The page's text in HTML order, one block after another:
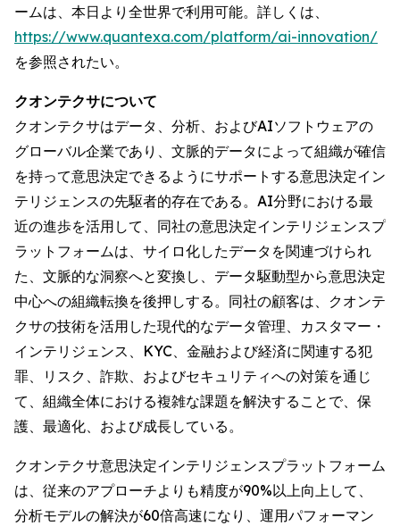
ームは、本日より全世界で利用可能。詳しくは、
https://www.quantexa.com/platform/ai-innovation/
を参照されたい。
クオンテクサについて
クオンテクサはデータ、分析、およびAIソフトウェアの
グローバル企業であり、文脈的データによって組織が確信
を持って意思決定できるようにサポートする意思決定イン
テリジェンスの先駆者的存在である。AI分野における最
近の進歩を活用して、同社の意思決定インテリジェンスプ
ラットフォームは、サイロ化したデータを関連づけられ
た、文脈的な洞察へと変換し、データ駆動型から意思決定
中心への組織転換を後押しする。同社の顧客は、クオンテ
クサの技術を活用した現代的なデータ管理、カスタマー・
インテリジェンス、KYC、金融および経済に関連する犯
罪、リスク、詐欺、およびセキュリティへの対策を通じ
て、組織全体における複雑な課題を解決することで、保
護、最適化、および成長している。
クオンテクサ意思決定インテリジェンスプラットフォーム
は、従来のアプローチよりも精度が90%以上向上して、
分析モデルの解決が60倍高速になり、運用パフォーマン